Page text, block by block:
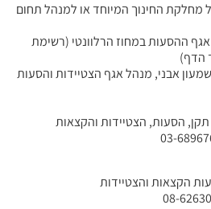
מחלקת החינוך המיוחד או למנהל תחום
ההסעות במחוז הרלוונטי (רשימת
הדף)
אבני, מנהל אגף הצטיידות והסעות
הסעות, הצטיידות והקצאות
הקצאות והצטיידות